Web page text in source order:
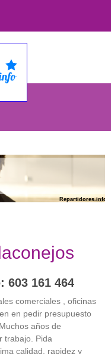
Repartidores.info
603 161 464
comerciales , oficinas
en pedir presupuesto
años de
trabajo. Pida
calidad, rapidez y